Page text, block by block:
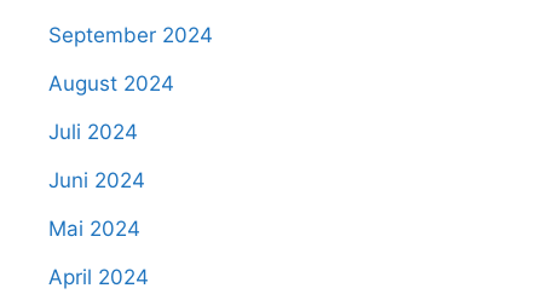
September 2024
August 2024
Juli 2024
Juni 2024
Mai 2024
April 2024